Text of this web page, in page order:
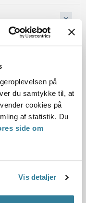
på
du samtykke til, at
cookies på
af statistik. Du
side om
Vis detaljer